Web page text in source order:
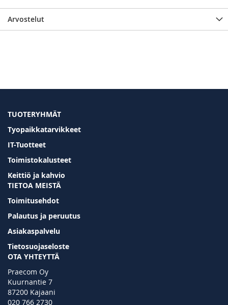
Arvostelut
TUOTERYHMÄT
Tyopaikkatarvikkeet
IT-Tuotteet
Toimistokalusteet
Keittiö ja kahvio
TIETOA MEISTÄ
Toimitusehdot
Palautus ja peruutus
Asiakaspalvelu
Tietosuojaseloste
OTA YHTEYTTÄ
Praecom Oy
Kuurnantie 7
87200 Kajaani
020 766 2730